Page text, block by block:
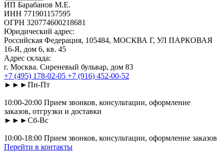
ИП Барабанов М.Е.
ИНН 771901157595
ОГРН 320774600218681
Юридический адрес:
Российская Федерация, 105484, МОСКВА Г, УЛ ПАРКОВАЯ
16-Я, дом 6, кв. 45
Адрес склада:
г. Москва. Сиреневый бульвар, дом 83
+7 (495) 178-02-05 +7 (916) 452-00-52
►►►Пн-Пт
10:00-20:00 Прием звонков, консультации, оформление
заказов, отгрузки и доставки
►►►Сб-Вс
10:00-18:00 Прием звонков, консультации, оформление заказов
Перейти в контакты